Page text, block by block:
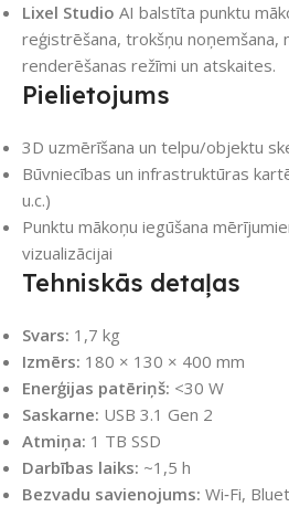
Lixel Studio AI balstīta punktu
reģistrēšana, trokšņu noņemšana,
renderēšanas režīmi un atskaites.
Pielietojums
3D uzmērīšana un telpu/objektu
Būvniecības un infrastruktūras
u.c.)
Punktu mākoņu iegūšana
vizualizācijai
Tehniskās detaļas
Svars: 1,7 kg
Izmērs: 180 × 130 × 400 mm
Enerģijas patēriņš: <30 W
Saskarne: USB 3.1 Gen 2
Atmiņa: 1 TB SSD
Darbības laiks: ~1,5 h
Bezvadu savienojums: Wi‑Fi,